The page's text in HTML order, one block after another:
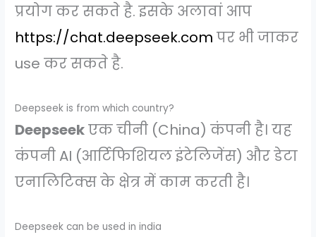
प्रयोग कर सकते है. इसके अलावां आप
https://chat.deepseek.com पर भी जाकर
use कर सकते है.
Deepseek is from which country?
Deepseekएक चीनी (China) कंपनी है। यह
कंपनी AI (आर्टिफिशियल इंटेलिजेंस) और डेटा
एनालिटिक्स के क्षेत्र में काम करती है।
Deepseek can be used in india